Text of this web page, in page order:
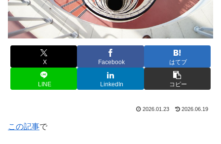
X Facebook はてブ
LINE LinkedIn コピー
2026.01.23 2026.06.19
この記事で